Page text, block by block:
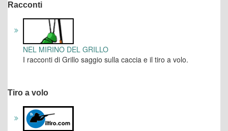
Racconti
NEL MIRINO DEL GRILLO
I racconti di Grillo saggio sulla caccia e il tiro a volo.
Tiro a volo